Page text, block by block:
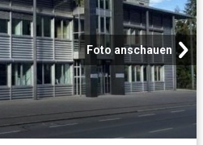
Foto anschauen